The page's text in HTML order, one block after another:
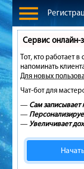
Сервис онлайн-
Тот, кто работает
напоминать
Для новых
Чат-бот для
— Сам записывает
—
—Увеличивает